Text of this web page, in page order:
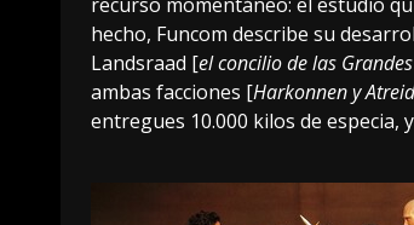
hecho, Funcom describe su
Landsraad [el concilio de las
ambas facciones [Harkonnen y
entregues 10.000 kilos de especia,